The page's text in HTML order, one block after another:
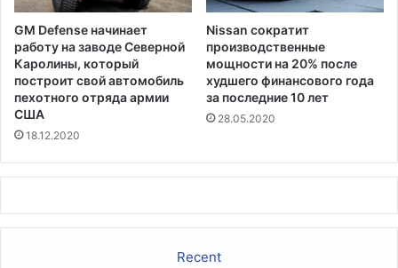
GM Defense начинает
работу на заводе Северной
Каролины, который
построит свой автомобиль
пехотного отряда армии
США
18.12.2020
Nissan сократит
производственные
мощности на 20% после
худшего финансового года
за последние 10 лет
28.05.2020
Recent